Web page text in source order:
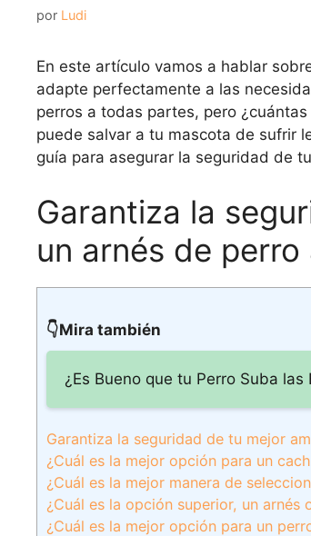
por Ludi
En este artículo vamos a hablar
adapte perfectamente a las
perros a todas partes, pero
puede salvar a tu mascota de sufrir
guía para asegurar la seguridad de
Garantiza la
un arnés de
👇Mira también
¿Es Bueno que tu Perro Suba
Garantiza la seguridad de tu mejor
¿Cuál es la mejor opción para un
¿Cuál es la mejor manera de
¿Cuál es la opción superior, un arnés
¿Cuál es la mejor opción para un